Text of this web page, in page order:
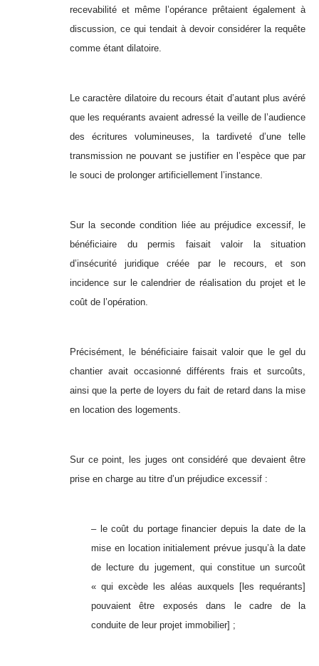
recevabilité et même l’opérance prêtaient également à
discussion, ce qui tendait à devoir considérer la requête
comme étant dilatoire.
Le caractère dilatoire du recours était d’autant plus avéré
que les requérants avaient adressé la veille de l’audience
des écritures volumineuses, la tardiveté d’une telle
transmission ne pouvant se justifier en l’espèce que par
le souci de prolonger artificiellement l’instance.
Sur la seconde condition liée au préjudice excessif, le
bénéficiaire du permis faisait valoir la situation
d’insécurité juridique créée par le recours, et son
incidence sur le calendrier de réalisation du projet et le
coût de l’opération.
Précisément, le bénéficiaire faisait valoir que le gel du
chantier avait occasionné différents frais et surcoûts,
ainsi que la perte de loyers du fait de retard dans la mise
en location des logements.
Sur ce point, les juges ont considéré que devaient être
prise en charge au titre d’un préjudice excessif :
– le coût du portage financier depuis la date de la
mise en location initialement prévue jusqu’à la date
de lecture du jugement, qui constitue un surcoût
« qui excède les aléas auxquels [les requérants]
pouvaient être exposés dans le cadre de la
conduite de leur projet immobilier] ;